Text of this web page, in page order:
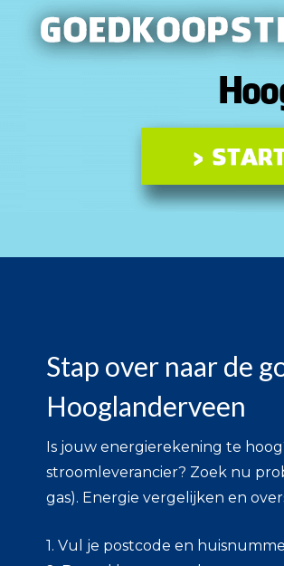
Stap over naar de
Hooglanderveen
Is jouw energierekening te
stroomleverancier? Zoek nu
gas). Energie vergelijken en
1. Vul je postcode en